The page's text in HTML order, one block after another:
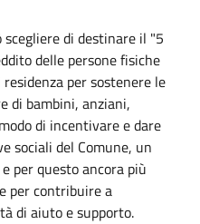
di destinare il "5
delle persone fisiche
residenza per sostenere le
di bambini, anziani,
di incentivare e dare
sociali del Comune, un
per questo ancora più
per contribuire a
di aiuto e supporto.